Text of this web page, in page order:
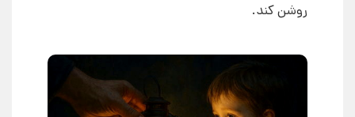
روشن کند.